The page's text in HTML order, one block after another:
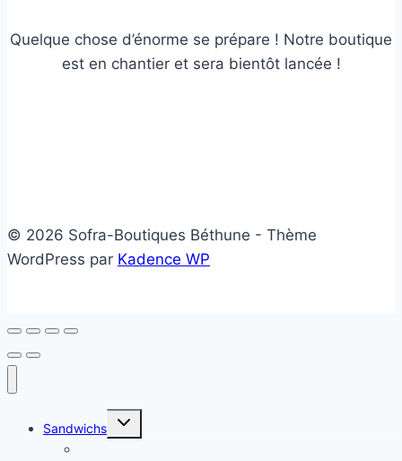
Quelque chose d’énorme se prépare ! Notre boutique
est en chantier et sera bientôt lancée !
© 2026 Sofra-Boutiques Béthune - Thème
WordPress par Kadence WP
Sandwichs
Ouvrir/fermer